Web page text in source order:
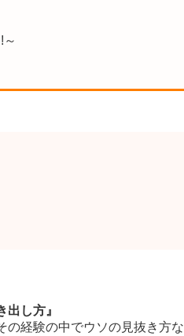
し方』
の経験の中でウソの見抜き方